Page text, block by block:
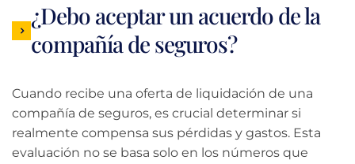
¿Debo aceptar un acuerdo de la
compañía de seguros?
Cuando recibe una oferta de liquidación de una
compañía de seguros, es crucial determinar si
realmente compensa sus pérdidas y gastos. Esta
evaluación no se basa solo en los números que